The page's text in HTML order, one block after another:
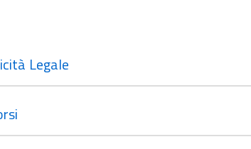
Legale